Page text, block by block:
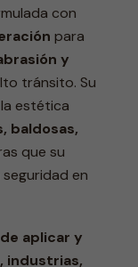
con
para
y
tránsito. Su
estética
baldosas,
que su
en
aplicar y
industrias,